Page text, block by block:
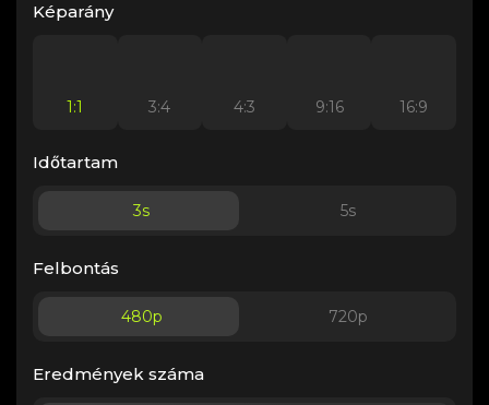
Képarány
1:1 3:4 4:3 9:16 16:9
Időtartam
3s 5s
Felbontás
480p 720p
Eredmények száma